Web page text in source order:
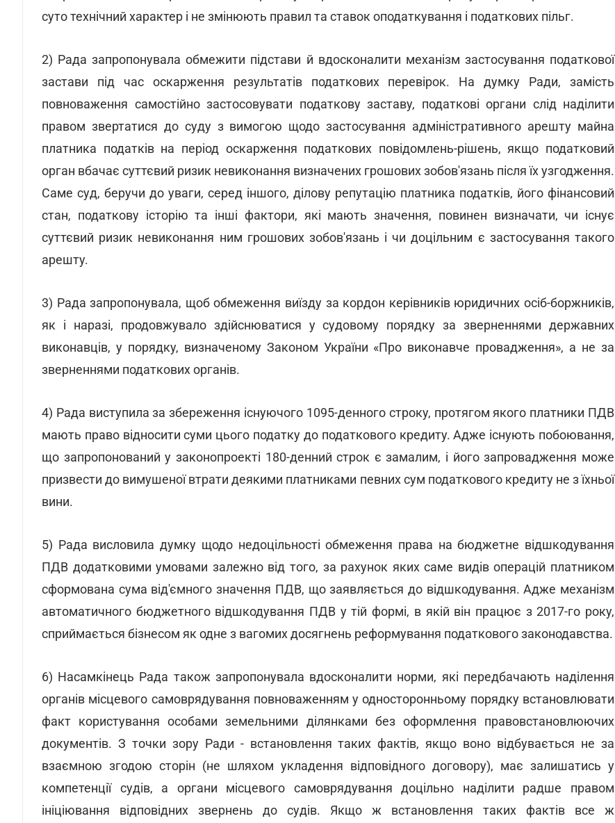
суто технічний характер і не змінюють правил та ставок оподаткування і податкових пільг.
2) Рада запропонувала обмежити підстави й вдосконалити механізм застосування податкової
застави під час оскарження результатів податкових перевірок. На думку Ради, замість
повноваження самостійно застосовувати податкову заставу, податкові органи слід наділити
правом звертатися до суду з вимогою щодо застосування адміністративного арешту майна
платника податків на період оскарження податкових повідомлень-рішень, якщо податковий
орган вбачає суттєвий ризик невиконання визначених грошових зобов'язань після їх узгодження.
Саме суд, беручи до уваги, серед іншого, ділову репутацію платника податків, його фінансовий
стан, податкову історію та інші фактори, які мають значення, повинен визначати, чи існує
суттєвий ризик невиконання ним грошових зобов'язань і чи доцільним є застосування такого
арешту.
3) Рада запропонувала, щоб обмеження виїзду за кордон керівників юридичних осіб-боржників,
як і наразі, продовжувало здійснюватися у судовому порядку за зверненнями державних
виконавців, у порядку, визначеному Законом України «Про виконавче провадження», а не за
зверненнями податкових органів.
4) Рада виступила за збереження існуючого 1095-денного строку, протягом якого платники ПДВ
мають право відносити суми цього податку до податкового кредиту. Адже існують побоювання,
що запропонований у законопроекті 180-денний строк є замалим, і його запровадження може
призвести до вимушеної втрати деякими платниками певних сум податкового кредиту не з їхньої
вини.
5) Рада висловила думку щодо недоцільності обмеження права на бюджетне відшкодування
ПДВ додатковими умовами залежно від того, за рахунок яких саме видів операцій платником
сформована сума від'ємного значення ПДВ, що заявляється до відшкодування. Адже механізм
автоматичного бюджетного відшкодування ПДВ у тій формі, в якій він працює з 2017-го року,
сприймається бізнесом як одне з вагомих досягнень реформування податкового законодавства.
6) Насамкінець Рада також запропонувала вдосконалити норми, які передбачають наділення
органів місцевого самоврядування повноваженням у односторонньому порядку встановлювати
факт користування особами земельними ділянками без оформлення правовстановлюючих
документів. З точки зору Ради - встановлення таких фактів, якщо воно відбувається не за
взаємною згодою сторін (не шляхом укладення відповідного договору), має залишатись у
компетенції судів, а органи місцевого самоврядування доцільно наділити радше правом
ініціювання відповідних звернень до судів. Якщо ж встановлення таких фактів все ж